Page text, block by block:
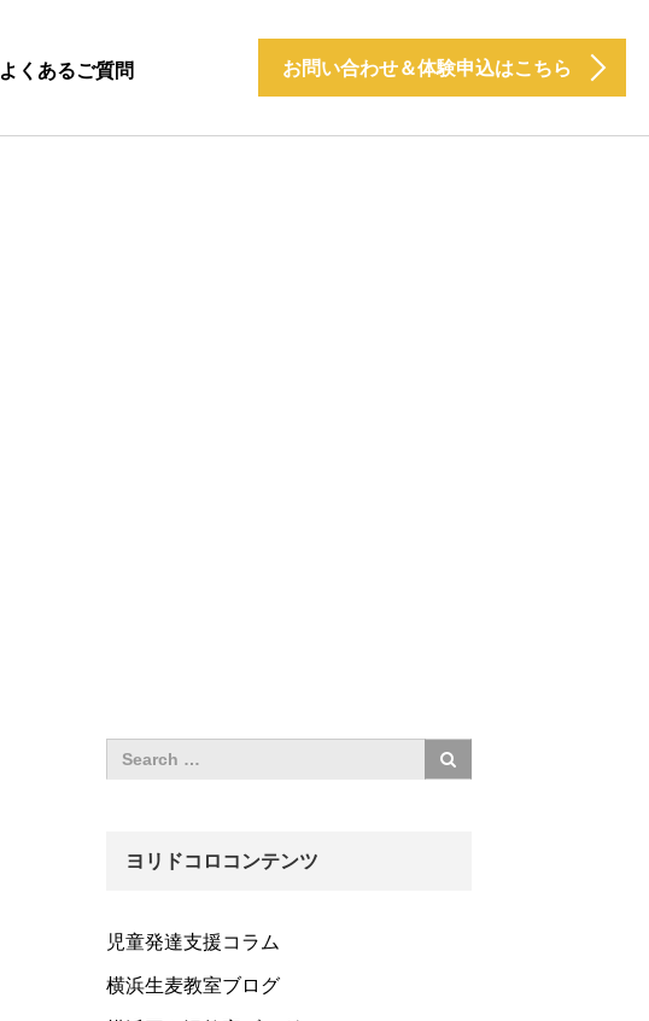
よくあるご質問 お問い合わせ＆体験申込はこちら
ヨリドコロコンテンツ
児童発達支援コラム
横浜生麦教室ブログ